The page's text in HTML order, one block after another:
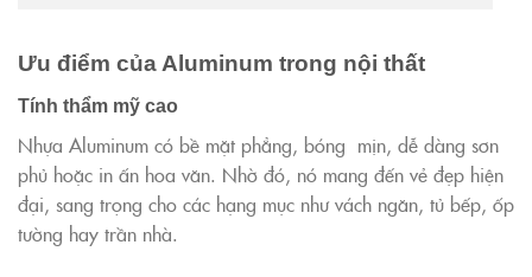
Ưu điểm của Aluminum trong nội thất
Tính thẩm mỹ cao
Nhựa Aluminum có bề mặt phẳng, bóng mịn, dễ dàng sơn
phủ hoặc in ấn hoa văn. Nhờ đó, nó mang đến vẻ đẹp hiện
đại, sang trọng cho các hạng mục như vách ngăn, tủ bếp, ốp
tường hay trần nhà.